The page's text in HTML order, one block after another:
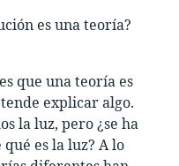
es una teoría?
que una teoría es
explicar algo.
la luz, pero ¿se ha
es la luz? A lo